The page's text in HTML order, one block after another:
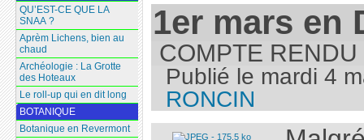
1er mars en
COMPTE
Publié le mardi 4
RONCIN
QU’EST-CE QUE LA
SNAA ?
Aprèm Lichens, bien au
chaud
Archéologie : La Grotte
des Hoteaux
Le roll-up qui en dit long
BOTANIQUE
Botanique en Revermont